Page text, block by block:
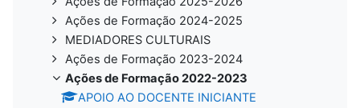
Ações de Formação 2024-2025
MEDIADORES CULTURAIS
Ações de Formação 2023-2024
Ações de Formação 2022-2023
APOIO AO DOCENTE INICIANTE